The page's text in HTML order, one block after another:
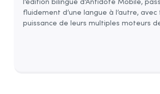
fluidement d’une langue à l’autre,
puissance de leurs multiples moteurs